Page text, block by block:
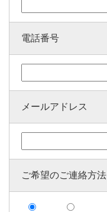
電話番号
メールアドレス
ご希望のご連絡方法